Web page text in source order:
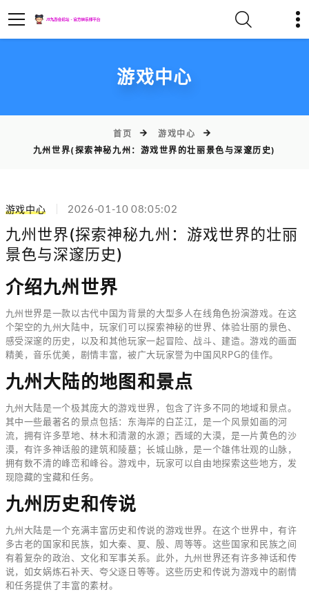
游戏中心
首页
游戏中心
九州世界(探索神秘九州：游戏世界的壮丽景色与深邃历史)
游戏中心 2026-01-10 08:05:02
九州世界(探索神秘九州：游戏世界的壮丽
景色与深邃历史)
介绍九州世界
九州世界是一款以古代中国为背景的大型多人在线角色扮演游戏。在这
个架空的九州大陆中，玩家们可以探索神秘的世界、体验壮丽的景色、
感受深邃的历史，以及和其他玩家一起冒险、战斗、建造。游戏的画面
精美，音乐优美，剧情丰富，被广大玩家誉为中国风RPG的佳作。
九州大陆的地图和景点
九州大陆是一个极其庞大的游戏世界，包含了许多不同的地域和景点。
其中一些最著名的景点包括：东海岸的白芷江，是一个风景如画的河
流，拥有许多草地、林木和清澈的水源；西域的大漠，是一片黄色的沙
漠，有许多神话般的建筑和陵墓；长城山脉，是一个雄伟壮观的山脉，
拥有数不清的峰峦和峰谷。游戏中，玩家可以自由地探索这些地方，发
现隐藏的宝藏和任务。
九州历史和传说
九州大陆是一个充满丰富历史和传说的游戏世界。在这个世界中，有许
多古老的国家和民族，如大秦、夏、殷、周等等。这些国家和民族之间
有着复杂的政治、文化和军事关系。此外，九州世界还有许多神话和传
说，如女娲炼石补天、夸父逐日等等。这些历史和传说为游戏中的剧情
和任务提供了丰富的素材。